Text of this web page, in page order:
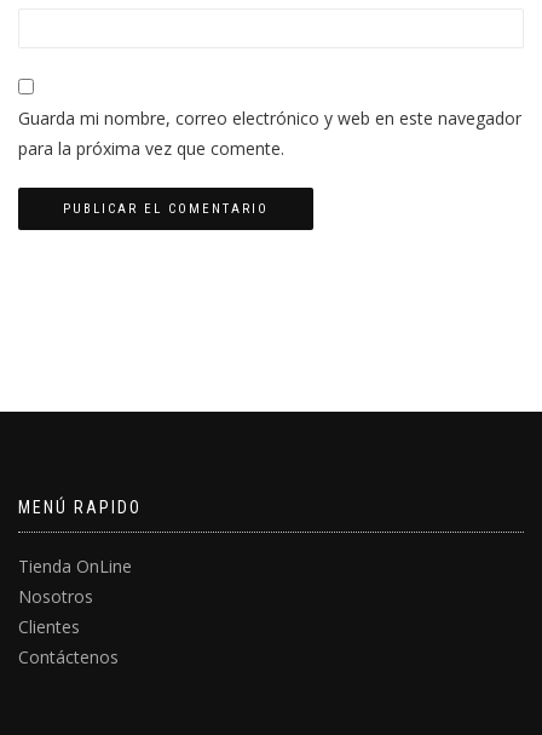
Guarda mi nombre, correo electrónico y web en este navegador
para la próxima vez que comente.
MENÚ RAPIDO
Tienda OnLine
Nosotros
Clientes
Contáctenos